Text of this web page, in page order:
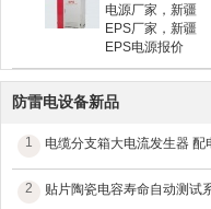
电源厂家，新疆
EPS厂家，新疆
EPS电源报价
防雷电设备新品
1 电缆分支箱大电流发生器 配
2 贴片陶瓷电容寿命自动测试